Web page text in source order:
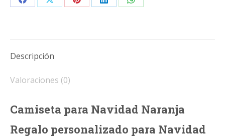
Share Share Share Share Share
Descripción
Valoraciones (0)
Camiseta para Navidad Naranja
Regalo personalizado para Navidad